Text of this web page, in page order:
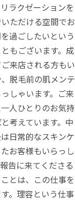
ラクゼーションを
ただける空間でお
過ごしたいという
もございます。成
来店される方もい
脱毛前の肌メンテ
しゃいます。ご来
人ひとりのお気持
考えています。中
日常的なスキンケ
お客様もいらっし
告に来てくださる
とは、この仕事を
。理容という仕事